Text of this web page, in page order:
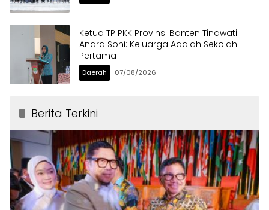
Ketua TP PKK Provinsi Banten Tinawati
Andra Soni: Keluarga Adalah Sekolah
Pertama
Daerah 07/08/2026
Berita Terkini